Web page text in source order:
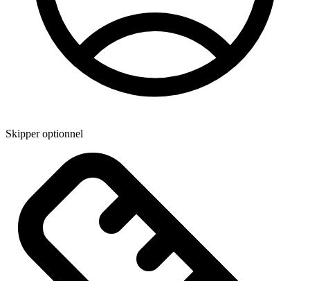
Skipper optionnel